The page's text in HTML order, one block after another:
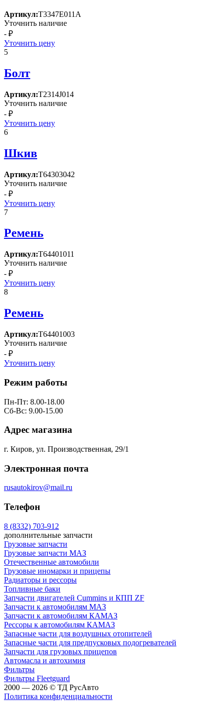
Артикул:Т3347Е011А
Уточнить наличие
- ₽
Уточнить цену
5
Болт
Артикул:Т2314J014
Уточнить наличие
- ₽
Уточнить цену
6
Шкив
Артикул:Т64303042
Уточнить наличие
- ₽
Уточнить цену
7
Ремень
Артикул:Т64401011
Уточнить наличие
- ₽
Уточнить цену
8
Ремень
Артикул:Т64401003
Уточнить наличие
- ₽
Уточнить цену
Режим работы
Пн-Пт: 8.00-18.00
Сб-Вс: 9.00-15.00
Адрес магазина
г. Киров, ул. Производственная, 29/1
Электронная почта
rusautokirov@mail.ru
Телефон
8 (8332) 703-912
дополнительные запчасти
Грузовые запчасти
Грузовые запчасти МАЗ
Отечественные автомобили
Грузовые иномарки и прицепы
Радиаторы и рессоры
Топливные баки
Запчасти двигателей Cummins и КПП ZF
Запчасти к автомобилям МАЗ
Запчасти к автомобилям КАМАЗ
Рессоры к автомобилям КАМАЗ
Запасные части для воздушных отопителей
Запасные части для предпусковых подогревателей
Запчасти для грузовых прицепов
Автомасла и автохимия
Фильтры
Фильтры Fleetguard
2000 — 2026 © ТД РусАвто
Политика конфиденциальности